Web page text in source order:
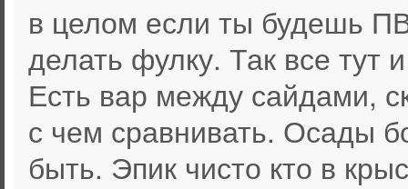
в целом если ты будешь
делать фулку. Так все тут
Есть вар между сайдами,
с чем сравнивать. Осады
быть. Эпик чисто кто в